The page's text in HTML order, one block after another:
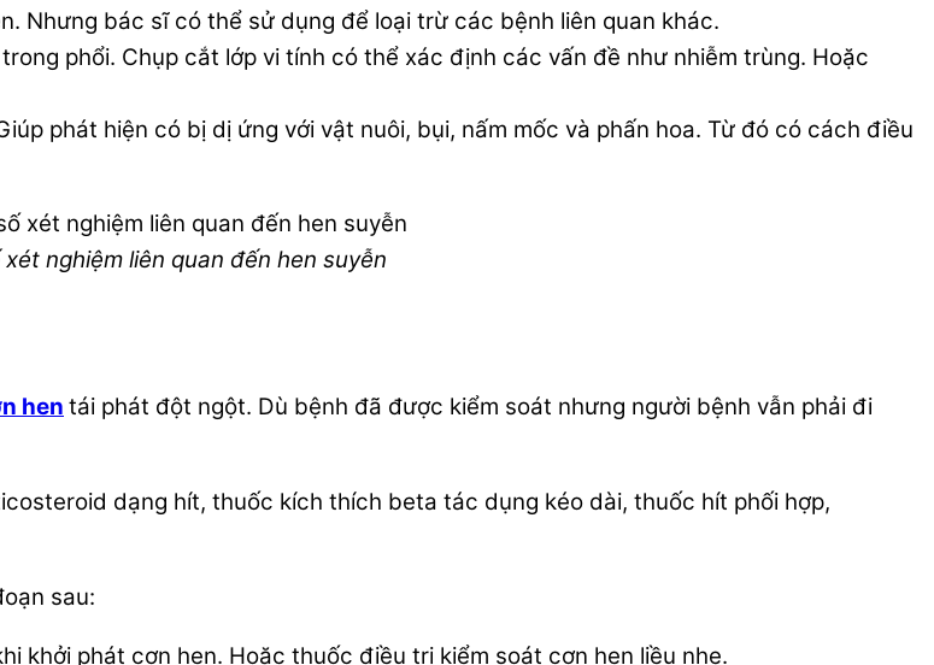
Nhưng bác sĩ có thể sử dụng để loại trừ các bệnh liên quan khác.
phổi. Chụp cắt lớp vi tính có thể xác định các vấn đề như nhiễm trùng. Hoặc
phát hiện có bị dị ứng với vật nuôi, bụi, nấm mốc và phấn hoa. Từ đó có cách điều
nghiệm liên quan đến hen suyễn
hen tái phát đột ngột. Dù bệnh đã được kiểm soát nhưng người bệnh vẫn phải đi
dạng hít, thuốc kích thích beta tác dụng kéo dài, thuốc hít phối hợp,
sau:
khởi phát cơn hen. Hoặc thuốc điều trị kiểm soát cơn hen liều nhẹ.